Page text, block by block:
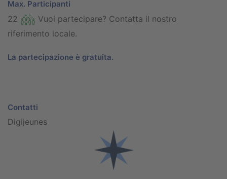
Max. Participanti
22
Vuoi partecipare? Contatta il nostro
riferimento locale.
La partecipazione è gratuita.
Contatti
Digijeunes